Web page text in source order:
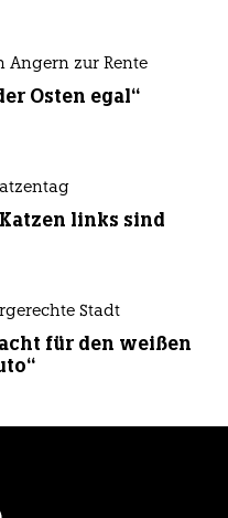
Angern zur Rente
Osten egal“
links sind
Stadt
für den weißen